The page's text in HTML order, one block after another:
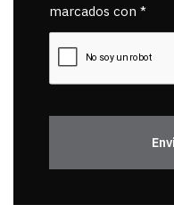
marcados con *